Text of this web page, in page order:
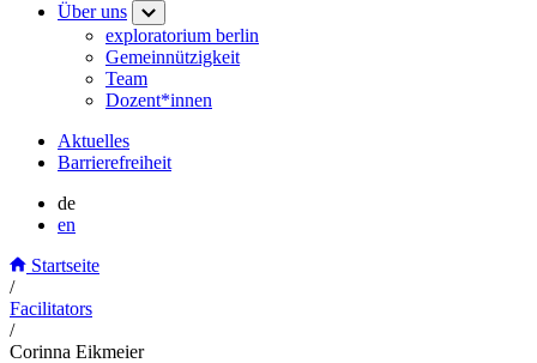
Über uns
exploratorium berlin
Gemeinnützigkeit
Team
Dozent*innen
Aktuelles
Barrierefreiheit
de
en
Startseite
/
Facilitators
/
Corinna Eikmeier